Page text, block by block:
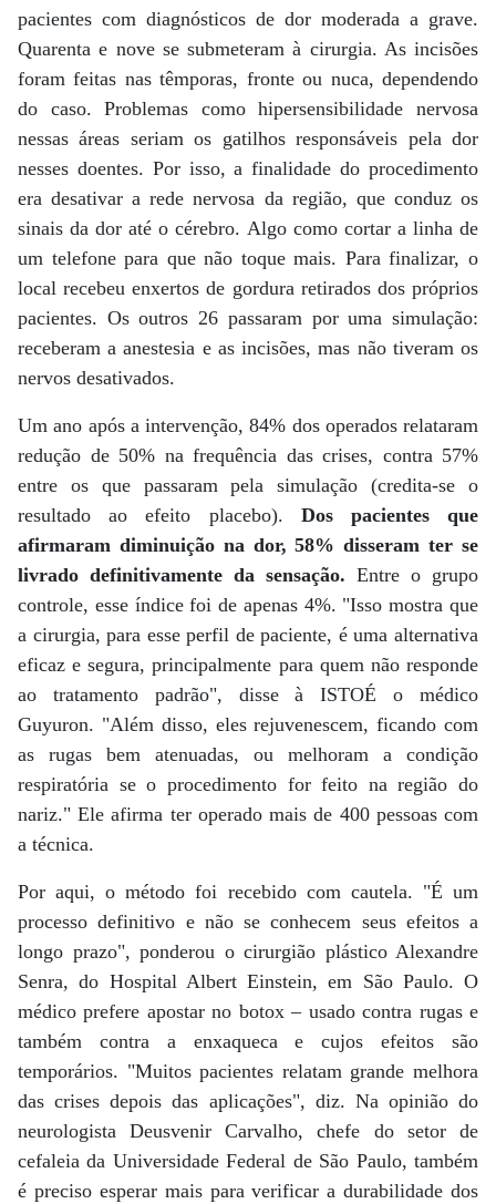
pacientes com diagnósticos de dor moderada a grave.
Quarenta e nove se submeteram à cirurgia. As incisões
foram feitas nas têmporas, fronte ou nuca, dependendo
do caso. Problemas como hipersensibilidade nervosa
nessas áreas seriam os gatilhos responsáveis pela dor
nesses doentes. Por isso, a finalidade do procedimento
era desativar a rede nervosa da região, que conduz os
sinais da dor até o cérebro. Algo como cortar a linha de
um telefone para que não toque mais. Para finalizar, o
local recebeu enxertos de gordura retirados dos próprios
pacientes. Os outros 26 passaram por uma simulação:
receberam a anestesia e as incisões, mas não tiveram os
nervos desativados.
Um ano após a intervenção, 84% dos operados relataram
redução de 50% na frequência das crises, contra 57%
entre os que passaram pela simulação (credita-se o
resultado ao efeito placebo). Dos pacientes que
afirmaram diminuição na dor, 58% disseram ter se
livrado definitivamente da sensação. Entre o grupo
controle, esse índice foi de apenas 4%. "Isso mostra que
a cirurgia, para esse perfil de paciente, é uma alternativa
eficaz e segura, principalmente para quem não responde
ao tratamento padrão", disse à ISTOÉ o médico
Guyuron. "Além disso, eles rejuvenescem, ficando com
as rugas bem atenuadas, ou melhoram a condição
respiratória se o procedimento for feito na região do
nariz." Ele afirma ter operado mais de 400 pessoas com
a técnica.
Por aqui, o método foi recebido com cautela. "É um
processo definitivo e não se conhecem seus efeitos a
longo prazo", ponderou o cirurgião plástico Alexandre
Senra, do Hospital Albert Einstein, em São Paulo. O
médico prefere apostar no botox – usado contra rugas e
também contra a enxaqueca e cujos efeitos são
temporários. "Muitos pacientes relatam grande melhora
das crises depois das aplicações", diz. Na opinião do
neurologista Deusvenir Carvalho, chefe do setor de
cefaleia da Universidade Federal de São Paulo, também
é preciso esperar mais para verificar a durabilidade dos